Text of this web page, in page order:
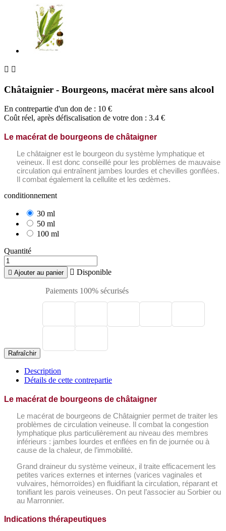
 
Châtaignier - Bourgeons, macérat mère sans alcool
En contrepartie d'un don de : 10 €
Coût réel, après défiscalisation de votre don : 3.4 €
Le macérat de bourgeons de châtaigner
Le châtaigner est le bourgeon du système lymphatique et
veineux. Il est donc conseillé pour les problèmes de mauvaise
circulation qui entraînent jambes lourdes et chevilles gonflées.
Il combat également la cellulite et les œdèmes.
conditionnement
30 ml
50 ml
100 ml
Quantité
 Ajouter au panier  Disponible
Paiements 100% sécurisés
Description
Détails de cette contrepartie
Le macérat de bourgeons de châtaigner
Le macérat de bourgeons de Châtaignier permet de traiter les
problèmes de circulation veineuse. Il combat la congestion
lymphatique plus particulièrement au niveau des membres
inférieurs : jambes lourdes et enflées en fin de journée ou à
cause de la chaleur, de l’immobilité.
Grand draineur du système veineux, il traite efficacement les
petites varices externes et internes (varices vaginales et
vulvaires, hémorroïdes) en fluidifiant la circulation, réparant et
tonifiant les parois veineuses. On peut l’associer au Sorbier ou
au Marronnier.
Indications thérapeutiques